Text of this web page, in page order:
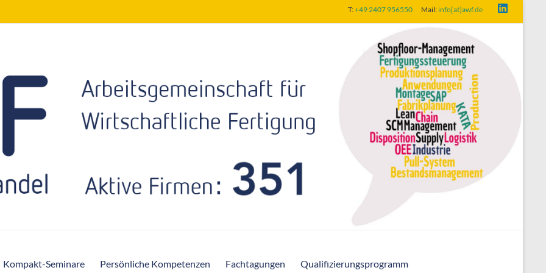
T:+49 2407 956550 Mail:info[at]awf.de
Kompakt-Seminare Persönliche Kompetenzen Fachtagungen Qualifizierungsprogramm